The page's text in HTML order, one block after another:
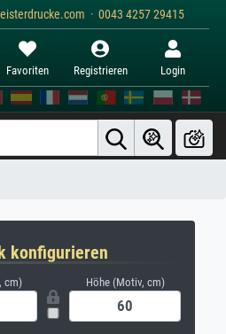
· 0043 4257 29415
Favoriten Registrieren Login
konfigurieren
cm) Höhe (Motiv, cm)